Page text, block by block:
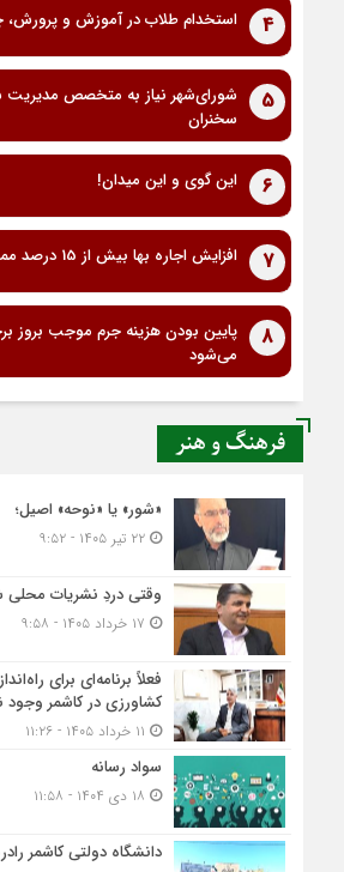
4 استخدام طلاب در آموزش و پرورش،
5
شورای‌شهر نیاز به متخصص مدیریت
سخنران
6 این گوی و این میدان!
7 افزایش اجاره بها بیش از 15 درصد ممنوع
8
پایین بودن هزینه جرم موجب بروز
می‌شود
فرهنگ و هنر
«شور» یا «نوحه» اصیل؛
۲۲ تیر ۱۴۰۵ - ۹:۵۲
وقتی دردِ نشریات
فعلاً برنامه‌ای برای
کشاورزی در کاشمر وجود
سواد رسانه
دانشگاه دولتی کاشمر‌